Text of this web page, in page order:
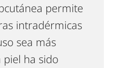
permite
intradérmicas
sea más
piel ha sido